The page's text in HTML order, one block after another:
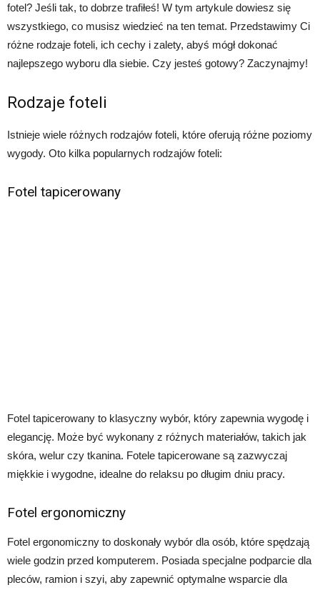
fotel? Jeśli tak, to dobrze trafiłeś! W tym artykule dowiesz się
wszystkiego, co musisz wiedzieć na ten temat. Przedstawimy Ci
różne rodzaje foteli, ich cechy i zalety, abyś mógł dokonać
najlepszego wyboru dla siebie. Czy jesteś gotowy? Zaczynajmy!
Rodzaje foteli
Istnieje wiele różnych rodzajów foteli, które oferują różne poziomy
wygody. Oto kilka popularnych rodzajów foteli:
Fotel tapicerowany
Fotel tapicerowany to klasyczny wybór, który zapewnia wygodę i
elegancję. Może być wykonany z różnych materiałów, takich jak
skóra, welur czy tkanina. Fotele tapicerowane są zazwyczaj
miękkie i wygodne, idealne do relaksu po długim dniu pracy.
Fotel ergonomiczny
Fotel ergonomiczny to doskonały wybór dla osób, które spędzają
wiele godzin przed komputerem. Posiada specjalne podparcie dla
pleców, ramion i szyi, aby zapewnić optymalne wsparcie dla